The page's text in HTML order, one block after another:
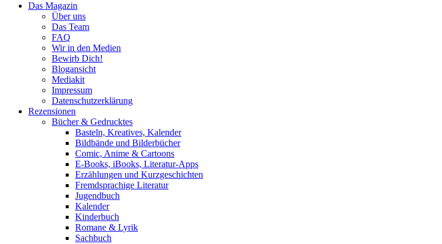
Das Magazin
Über uns
Das Team
FAQ
Wir in den Medien
Bewirb Dich!
Blogansicht
Mediakit
Impressum
Datenschutzerklärung
Rezensionen
Bücher & Gedrucktes
Basteln, Kreatives, Kalender
Bildbände und Bilderbücher
Comic, Anime & Cartoons
E-Books, iBooks, Literatur-Apps
Erzählungen und Kurzgeschichten
Fremdsprachige Literatur
Jugendbuch
Kalender
Kinderbuch
Romane & Lyrik
Sachbuch